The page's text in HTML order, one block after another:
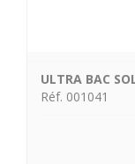
ULTRA BAC
Réf. 001041